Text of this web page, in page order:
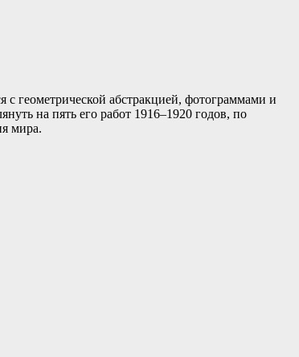
геометрической абстракцией, фотограммами и
на пять его работ 1916–1920 годов, по
мира.